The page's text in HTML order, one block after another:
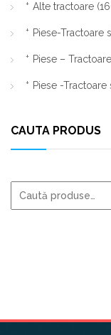
Alte tractoare
Piese-Tractoare
Piese –
Piese -
CAUTA PRODUS
Caută
după: